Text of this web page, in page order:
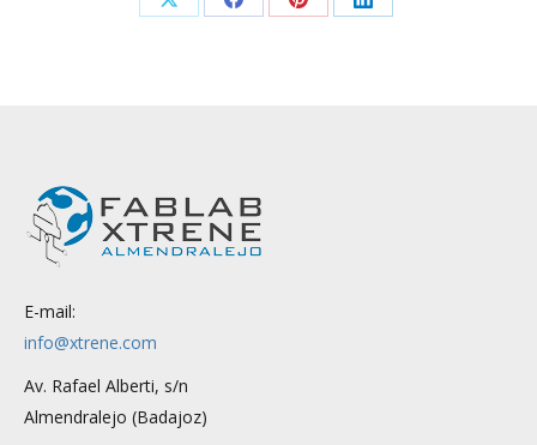
Share Share Share Share
E-mail:
info@xtrene.com
Av. Rafael Alberti, s/n
Almendralejo (Badajoz)